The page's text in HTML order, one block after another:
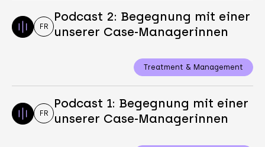
FR
Podcast 2: Begegnung mit einer
unserer Case-Managerinnen
Treatment & Management
FR
Podcast 1: Begegnung mit einer
unserer Case-Managerinnen